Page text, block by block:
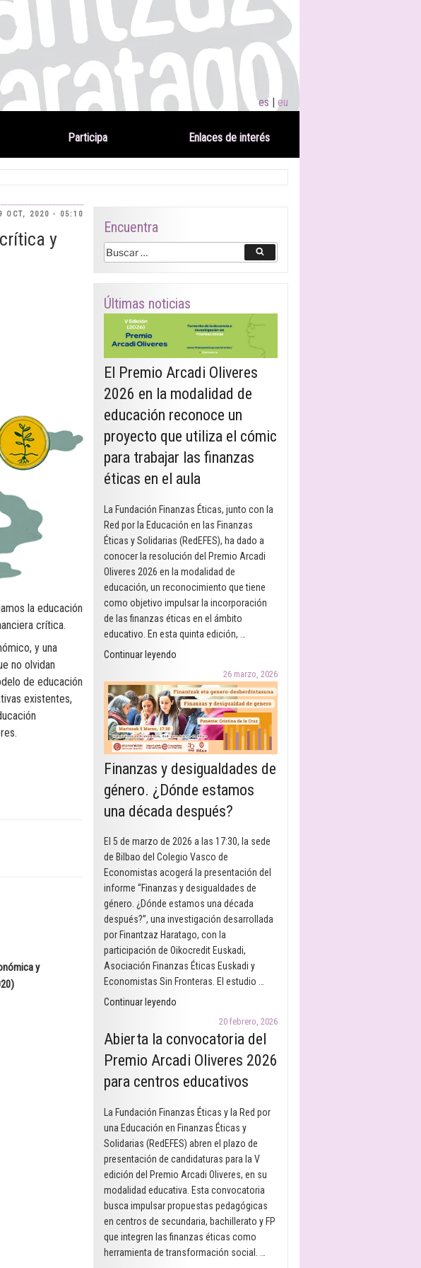
es eu
Participa Enlaces de interés
OCT, 2020 - 05:10
y
la educación
crítica.
y una
no olvidan
de educación
existentes,
y
Encuentra
Buscar
por:
Buscar
Últimas noticias
El Premio Arcadi Oliveres
2026 en la modalidad de
educación reconoce un
proyecto que utiliza el cómic
para trabajar las finanzas
éticas en el aula
La Fundación Finanzas Éticas, junto con la
Red por la Educación en las Finanzas
Éticas y Solidarias (RedEFES), ha dado a
conocer la resolución del Premio Arcadi
Oliveres 2026 en la modalidad de
educación, un reconocimiento que tiene
como objetivo impulsar la incorporación
de las finanzas éticas en el ámbito
educativo. En esta quinta edición, …
Continuar leyendo"El
Arcadi
Oliveres
2026
en
la
modalidad
de
educación
reconoce
proyecto
que
utiliza
el
cómic
para
trabajar
las
finanzas
éticas
26 marzo, 2026
Finanzas y desigualdades de
género. ¿Dónde estamos
una década después?
El 5 de marzo de 2026 a las 17:30, la sede
de Bilbao del Colegio Vasco de
Economistas acogerá la presentación del
informe “Finanzas y desigualdades de
género. ¿Dónde estamos una década
después?”, una investigación desarrollada
por Finantzaz Haratago, con la
participación de Oikocredit Euskadi,
Asociación Finanzas Éticas Euskadi y
Economistas Sin Fronteras. El estudio …
Continuar leyendo"Finanzas
desigualdades
de
género.
¿Dónde
una
década
después?"
20 febrero, 2026
Abierta la convocatoria del
Premio Arcadi Oliveres 2026
para centros educativos
La Fundación Finanzas Éticas y la Red por
una Educación en Finanzas Éticas y
Solidarias (RedEFES) abren el plazo de
presentación de candidaturas para la V
edición del Premio Arcadi Oliveres, en su
modalidad educativa. Esta convocatoria
busca impulsar propuestas pedagógicas
en centros de secundaria, bachillerato y FP
que integren las finanzas éticas como
herramienta de transformación social. …